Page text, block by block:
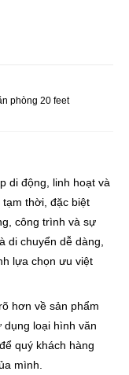
phòng 20 feet
di động, linh hoạt và
tạm thời, đặc biệt
công trình và sự
di chuyển dễ dàng,
lựa chọn ưu việt
hơn về sản phẩm
dụng loại hình văn
quý khách hàng
mình.